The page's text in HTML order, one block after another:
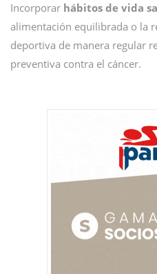
Incorporar hábitos de vida
alimentación equilibrada o la
deportiva de manera regular
preventiva contra el cáncer.